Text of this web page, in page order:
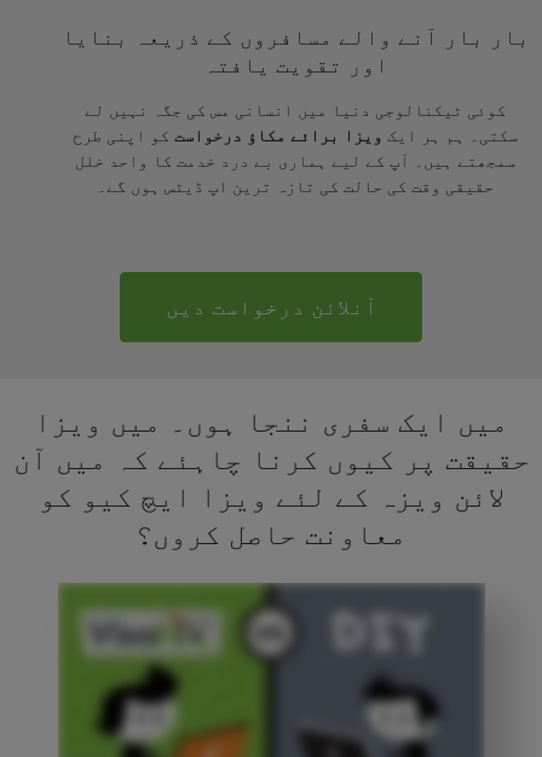
بار بار آنے والے مسافروں کے ذریعہ بنایا
اور تقویت یافتہ
کوئی ٹیکنالوجی دنیا میں انسانی مس کی جگہ نہیں لے
سکتی۔ ہم ہر ایک ویزا برائے مکاؤ درخواست کو اپنی طرح
سمجھتے ہیں۔ آپ کے لیے ہماری بے درد خدمت کا واحد خلل
حقیقی وقت کی حالت کی تازہ ترین اپ ڈیٹس ہوں گے۔
آنلائن درخواست دیں
میں ایک سفری ننجا ہوں۔ میں ویزا
حقیقت پر کیوں کرنا چاہئے کہ میں آن
لائن ویزہ کے لئے ویزا ایچ کیو کو
معاونت حاصل کروں؟